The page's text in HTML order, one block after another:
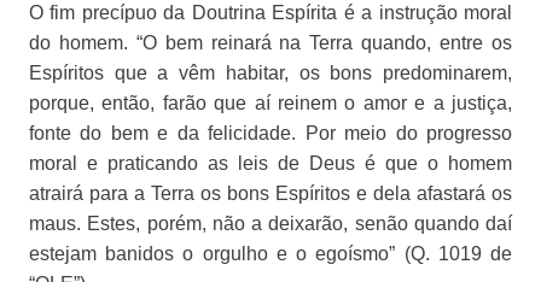
O fim precípuo da Doutrina Espírita é a instrução moral
do homem. “O bem reinará na Terra quando, entre os
Espíritos que a vêm habitar, os bons predominarem,
porque, então, farão que aí reinem o amor e a justiça,
fonte do bem e da felicidade. Por meio do progresso
moral e praticando as leis de Deus é que o homem
atrairá para a Terra os bons Espíritos e dela afastará os
maus. Estes, porém, não a deixarão, senão quando daí
estejam banidos o orgulho e o egoísmo” (Q. 1019 de